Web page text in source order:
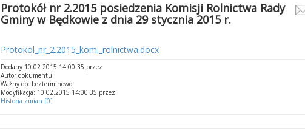
Protokół nr 2.2015 posiedzenia Komisji Rolnictwa Rady
Gminy w Będkowie z dnia 29 stycznia 2015 r.
Protokol_nr_2.2015_kom._rolnictwa.docx
Dodany 10.02.2015 14:00:35 przez
Autor dokumentu
Ważny do: bezterminowo
Modyfikacja: 10.02.2015 14:00:35 przez
Historia zmian [0]